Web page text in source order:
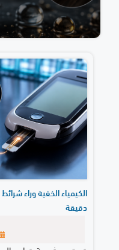
الكيمياء الخفية وراء
دقيقة